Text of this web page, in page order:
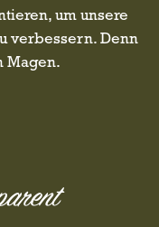
um unsere
verbessern. Denn
Magen.